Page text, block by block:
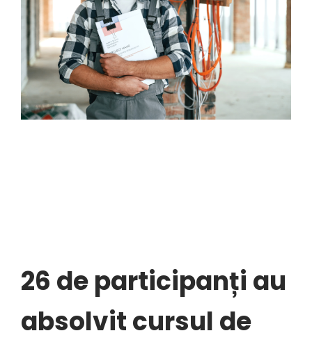
26 de participanți au
absolvit cursul de